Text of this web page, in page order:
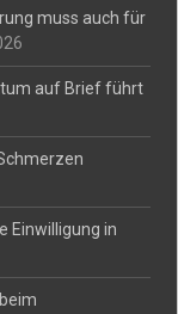
muss auch für
auf Brief führt
Einwilligung in